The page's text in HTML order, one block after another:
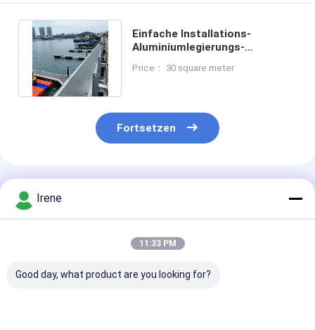
Einfache Installations-
Aluminiumlegierungs-
langlebiges Gut
Price： 30 square meter
Fortsetzen
Empfohlene Produkte
Irene
11:33 PM
Good day, what product are you looking for?